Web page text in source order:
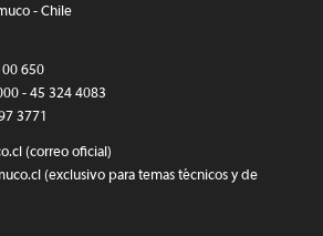
- Chile
650
- 45 324 4083
3771
(correo oficial)
(exclusivo para temas técnicos y de